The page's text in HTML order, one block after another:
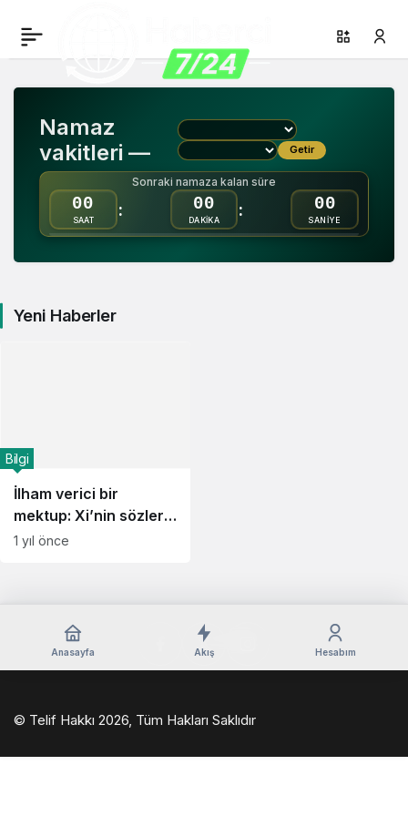
Haberleri
Namaz
vakitleri —
Getir
Sonraki namaza kalan süre
00
SAAT
: 00
DAKİKA
: 00
SANİYE
Yeni Haberler
İlham verici bir
mektup: Xi’nin sözleri
Çin’in gelişen film
Bilgi
1 yıl önce
Anasayfa Akış Hesabım
© Telif Hakkı 2026, Tüm Hakları Saklıdır